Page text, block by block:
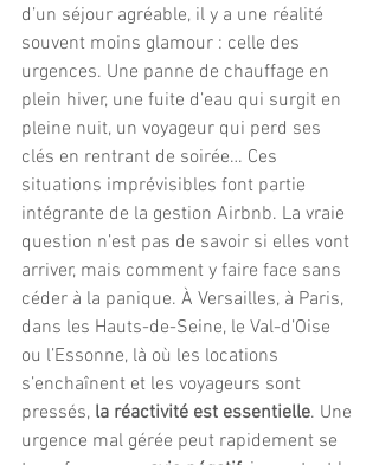
d’un séjour agréable, il y a une réalité
souvent moins glamour : celle des
urgences. Une panne de chauffage en
plein hiver, une fuite d’eau qui surgit en
pleine nuit, un voyageur qui perd ses
clés en rentrant de soirée… Ces
situations imprévisibles font partie
intégrante de la gestion Airbnb. La vraie
question n’est pas de savoir si elles vont
arriver, mais comment y faire face sans
céder à la panique. À Versailles, à Paris,
dans les Hauts-de-Seine, le Val-d’Oise
ou l’Essonne, là où les locations
s’enchaînent et les voyageurs sont
pressés, la réactivité est essentielle. Une
urgence mal gérée peut rapidement se